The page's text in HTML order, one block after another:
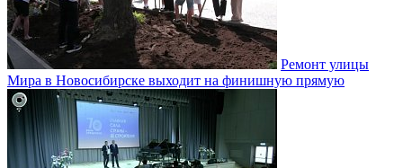
Ремонт улицы
Мира в Новосибирске выходит на финишную прямую